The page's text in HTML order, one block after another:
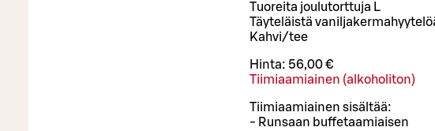
Tuoreita joulutorttuja L
Täyteläistä
Kahvi/tee
Hinta: 56,00 €
Tiimiaamiainen (alkoholiton)
Tiimiaamiainen sisältää:
- Runsaan buffetaamiaisen